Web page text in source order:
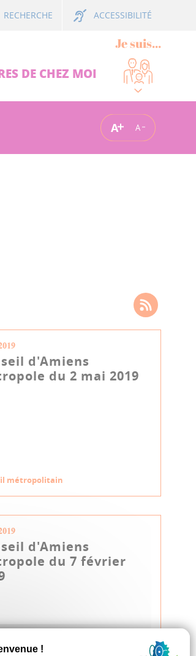
RECHERCHE ACCESSIBILITÉ
DE CHEZ MOI
Je suis...
A A
d'Amiens
du 2 mai 2019
métropolitain
d'Amiens
du 7 février